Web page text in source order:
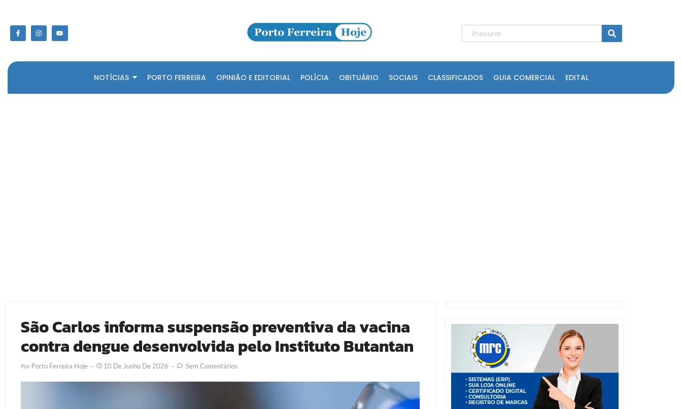
NOTÍCIAS PORTO FERREIRA OPINIÃO E EDITORIAL POLÍCIA OBITUÁRIO SOCIAIS CLASSIFICADOS GUIA COMERCIAL EDITAL
São Carlos informa suspensão preventiva da vacina
contra dengue desenvolvida pelo Instituto Butantan
Por Porto Ferreira Hoje 10 De Junho De 2026 Sem Comentários